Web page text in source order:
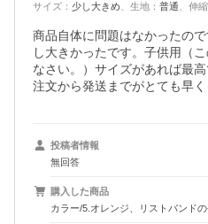
サイズ ： 少し大きめ 生地 ： 普通 伸
商品自体に問題はなかったの
し大きかったです。子供用（
なさい。）サイズがあれば最高
注文から発送までがとても早く
投稿者情報
無回答
購入した商品
カラー/5.オレンジ、リストバンド